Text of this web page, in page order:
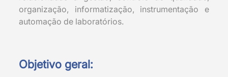
organização, informatização, instrumentação e
automação de laboratórios.
Objetivo geral: